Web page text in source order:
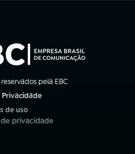
pela EBC
de uso
nova aba)
privacidade